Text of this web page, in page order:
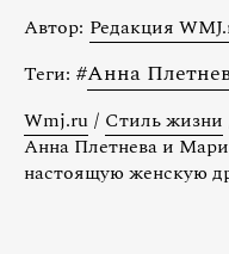
Автор: Редакция
Теги: #Анна
Wmj.ru / Стиль жизни
Анна Плетнева и
настоящую женскую